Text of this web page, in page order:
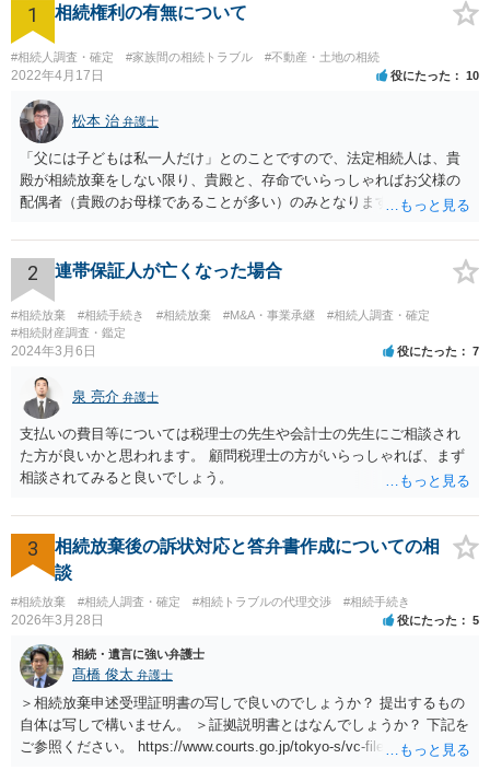
1 相続権利の有無について
#相続人調査・確定 #家族間の相続トラブル #不動産・土地の相続
2022年4月17日 役にたった 10
松本 治 弁護士
「父には子どもは私一人だけ」とのことですので、法定相続人は、貴
殿が相続放棄をしない限り、貴殿と、存命でいらっしゃればお父様の
配偶者（貴殿のお母様であることが多い）のみとなります。遺言がな
2 連帯保証人が亡くなった場合
#相続放棄 #相続手続き #相続放棄 #M&A・事業承継
#相続人調査・確定
#相続財産調査・鑑定
2024年3月6日 役にたった 7
泉 亮介 弁護士
支払いの費目等については税理士の先生や会計士の先生にご相談され
た方が良いかと思われます。 顧問税理士の方がいらっしゃれば、まず
相談されてみると良いでしょう。
3
相続放棄後の訴状対応と答弁書作成についての相
談
#相続放棄 #相続人調査・確定 #相続トラブルの代理交渉 #相続手続き
2026年3月28日 役にたった 5
相続・遺言に強い弁護士
髙橋 俊太 弁護士
＞相続放棄申述受理証明書の写しで良いのでしょうか？ 提出するもの
自体は写しで構いません。 ＞証拠説明書とはなんでしょうか？ 下記を
ご参照ください。 https://www.courts.go.jp/tokyo-s/vc-files/tokyo-s/file/